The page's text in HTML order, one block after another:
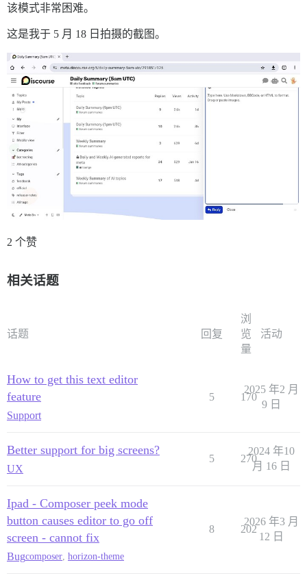
该模式非常困难。
这是我于 5 月 18 日拍摄的截图。
2 个赞
相关话题
话题 回复
浏
览
量
活动
How to get this text editor
feature
Support
5 170
2025 年2 月
9 日
Better support for big screens?
UX
5 270
2024 年10
月 16 日
Ipad - Composer peek mode
button causes editor to go off
screen - cannot fix
Bugcomposer, horizon-theme
8 202
2026 年3 月
12 日